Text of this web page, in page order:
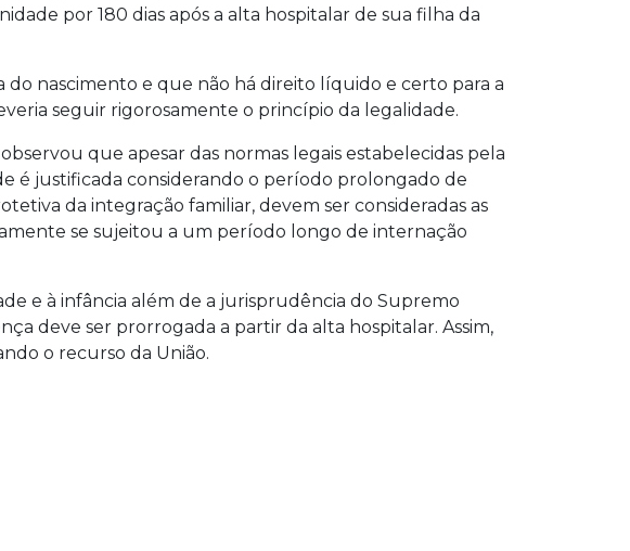
por 180 dias após a alta hospitalar de sua filha da
nascimento e que não há direito líquido e certo para a
seguir rigorosamente o princípio da legalidade.
que apesar das normas legais estabelecidas pela
é justificada considerando o período prolongado de
da integração familiar, devem ser consideradas as
se sujeitou a um período longo de internação
e à infância além de a jurisprudência do Supremo
deve ser prorrogada a partir da alta hospitalar. Assim,
o recurso da União.